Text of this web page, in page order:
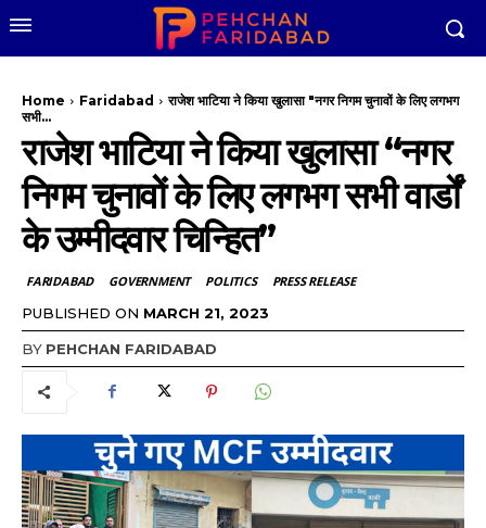
Home Faridabad
राजेश भाटिया ने किया खुलासा "नगर निगम चुनावों के लिए लगभग
सभी...
राजेश भाटिया ने किया खुलासा “नगर
निगम चुनावों के लिए लगभग सभी वार्डों
के उम्मीदवार चिन्हित”
FARIDABAD GOVERNMENT POLITICS PRESS RELEASE
PUBLISHED ON MARCH 21, 2023
BY PEHCHAN FARIDABAD